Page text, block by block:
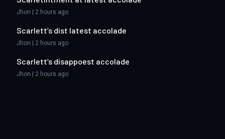
Jhon | 2 hours ago
Scarlett’s dist latest accolade
Jhon | 2 hours ago
Scarlett’s disappoest accolade
Jhon | 2 hours ago